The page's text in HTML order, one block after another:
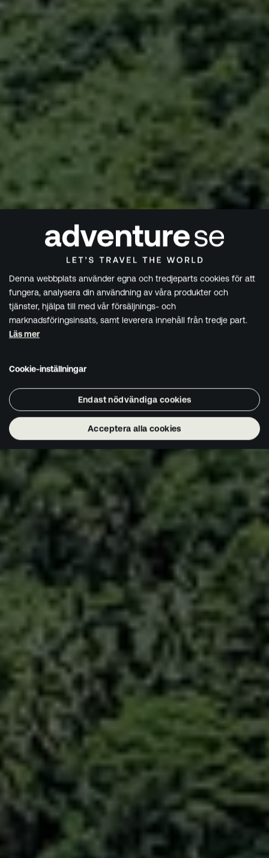
Denna webbplats använder egna och tredjeparts cookies för att
fungera, analysera din användning av våra produkter och
tjänster, hjälpa till med vår försäljnings- och
marknadsföringsinsats, samt leverera innehåll från tredje part.
Läs mer
Cookie-inställningar
Endast nödvändiga cookies
Acceptera alla cookies